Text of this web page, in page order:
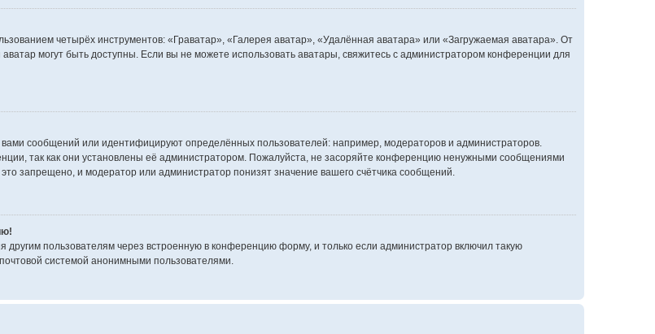
четырёх инструментов: «Граватар», «Галерея аватар», «Удалённая аватара» или «Загружаемая аватара». От
могут быть доступны. Если вы не можете использовать аватары, свяжитесь с администратором конференции для
сообщений или идентифицируют определённых пользователей: например, модераторов и администраторов.
так как они установлены её администратором. Пожалуйста, не засоряйте конференцию ненужными сообщениями
запрещено, и модератор или администратор понизят значение вашего счётчика сообщений.
другим пользователям через встроенную в конференцию форму, и только если администратор включил такую
системой анонимными пользователями.